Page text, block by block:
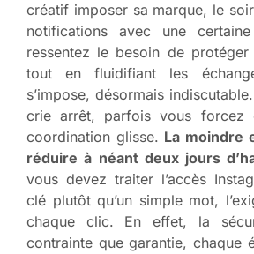
créatif imposer sa marque, le
notifications avec une
ressentez le besoin de protéger
tout en fluidifiant les
s’impose, désormais
crie arrêt, parfois vous forcez
coordination glisse. La moindre
réduire à néant deux jours
vous devez traiter l’accès
clé plutôt qu’un simple mot,
chaque clic. En effet, la
contrainte que garantie, chaque